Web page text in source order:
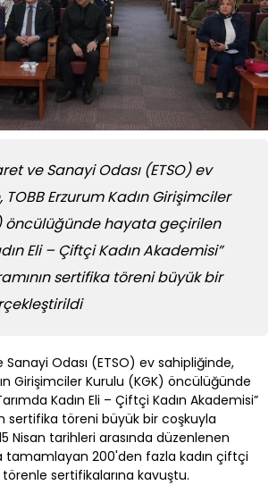
ve Sanayi Odası (ETSO) ev
Erzurum Kadın Girişimciler
öncülüğünde hayata geçirilen
Eli – Çiftçi Kadın Akademisi”
sertifika töreni büyük bir
Odası (ETSO) ev sahipliğinde,
Girişimciler Kurulu (KGK) öncülüğünde
Kadın Eli – Çiftçi Kadın Akademisi”
sertifika töreni büyük bir coşkuyla
Nisan tarihleri arasında düzenlenen
tamamlayan 200'den fazla kadın çiftçi
sertifikalarına kavuştu.